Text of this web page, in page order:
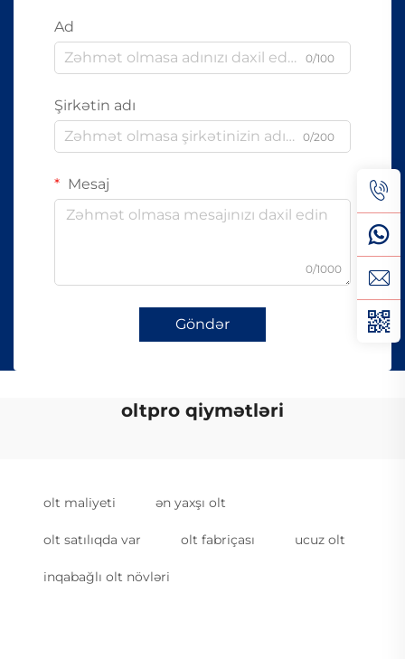
Ad
0/100
Şirkətin adı
0/200
Mesaj
0/1000
Göndər
oltpro qiymətləri
olt maliyeti ən yaxşı olt
olt satılıqda var olt fabriçası ucuz olt
inqabağlı olt növləri